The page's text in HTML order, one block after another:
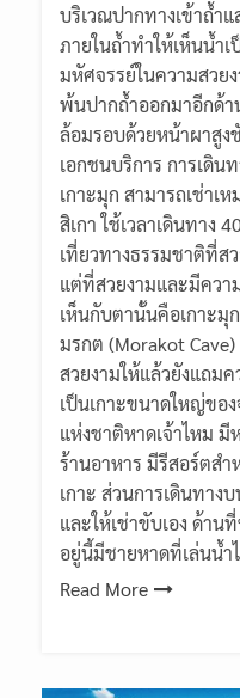
บริเวณปากทางเข้าถ้ำ
ภายในถ้ำทำให้เห็นน้ำ
มหัศจรรย์ในความสวย
พ้นปากถ้ำออกมาอีกด้า
ล้อมรอบด้วยหน้าผาสูง
เอกชนบริการ การเดิน
เกาะมุก สามารถเช่าเ
สิเกา ใช้เวลาเดินทาง
เที่ยวทางธรรมชาติที่ส
แต่ที่สวยงามและมีควา
เห็นกับตานั้นคือเกาะมุ
มรกต (Morakot
สวยงามให้แล้วยังแถม
เป็นเกาะขนาดใหญ่ขอ
แห่งชาติหาดเจ้าไหม
ร้านอาหาร มีรีสอร์ตส
เกาะ ส่วนการเดินทาง
และให้เช่าขับเอง ด้า
อยู่นี้มีชายหาดที่เล่นน้ำ
Read More